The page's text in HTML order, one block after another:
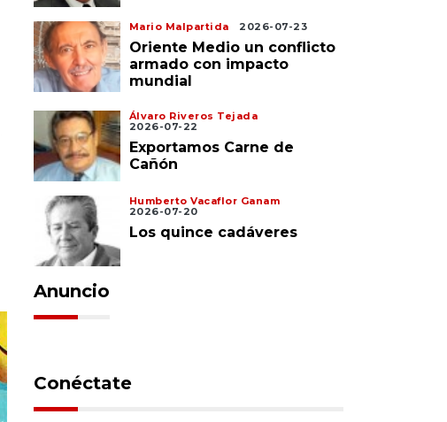
Mario Malpartida 2026-07-23
Oriente Medio un conflicto
armado con impacto
mundial
Álvaro Riveros Tejada
2026-07-22
Exportamos Carne de
Cañón
Humberto Vacaflor Ganam
2026-07-20
Los quince cadáveres
Anuncio
Conéctate